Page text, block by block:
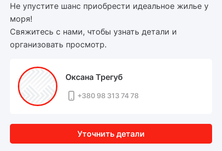
Не упустите шанс приобрести идеальное жилье у
моря!
Свяжитесь с нами, чтобы узнать детали и
организовать просмотр.
Оксана Трегуб
+380 98 313 74 78
Уточнить детали